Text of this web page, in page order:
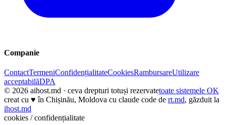
Companie
ContactTermeniConfidențialitateCookiesRambursareUtilizare
acceptabilăDPA
© 2026 aihost.md · ceva drepturi totuși rezervatetoate sistemele OK
creat cu ♥ în Chișinău, Moldova cu claude code de rt.md, găzduit la
ihost.md
cookies / confidențialitate